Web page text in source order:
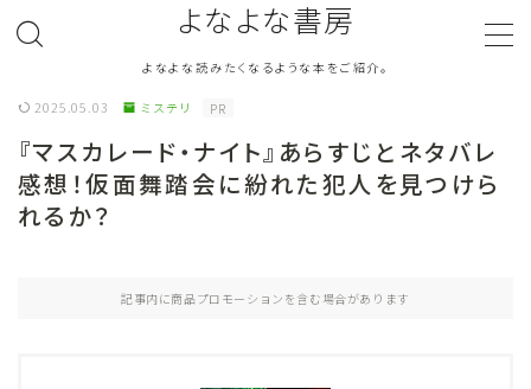
よなよな書房
よなよな読みたくなるような本をご紹介。
ジャンル Genre
ランキング
作者別おすすめ Author
2025.05.03 ミステリ PR
『マスカレード・ナイト』あらすじとネタバレ
感想！仮面舞踏会に紛れた犯人を見つけら
れるか？
記事内に商品プロモーションを含む場合があります